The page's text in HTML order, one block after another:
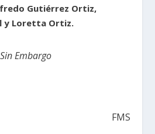
Gutiérrez Ortiz,
y Loretta Ortiz.
Embargo
FMS